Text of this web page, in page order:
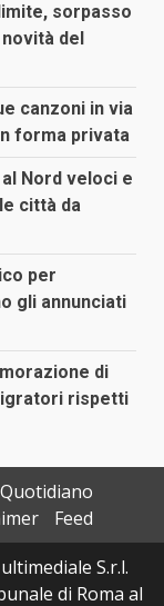
sorpasso
del
canzoni in via
forma privata
Nord veloci e
città da
per
gli annunciati
di
rispetti
Feed
S.r.l.
di Roma al